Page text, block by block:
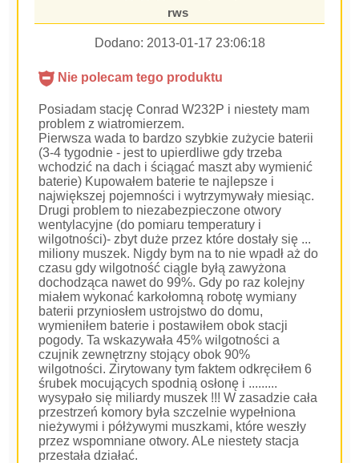
rws
Dodano: 2013-01-17 23:06:18
Nie polecam tego produktu
Posiadam stację Conrad W232P i niestety mam
problem z wiatromierzem.
Pierwsza wada to bardzo szybkie zużycie baterii
(3-4 tygodnie - jest to upierdliwe gdy trzeba
wchodzić na dach i ściągać maszt aby wymienić
baterie) Kupowałem baterie te najlepsze i
największej pojemności i wytrzymywały miesiąc.
Drugi problem to niezabezpieczone otwory
wentylacyjne (do pomiaru temperatury i
wilgotności)- zbyt duże przez które dostały się ...
miliony muszek. Nigdy bym na to nie wpadł aż do
czasu gdy wilgotność ciągle byłą zawyżona
dochodząca nawet do 99%. Gdy po raz kolejny
miałem wykonać karkołomną robotę wymiany
baterii przyniosłem ustrojstwo do domu,
wymieniłem baterie i postawiłem obok stacji
pogody. Ta wskazywała 45% wilgotności a
czujnik zewnętrzny stojący obok 90%
wilgotności. Zirytowany tym faktem odkręciłem 6
śrubek mocujących spodnią osłonę i .........
wysypało się miliardy muszek !!! W zasadzie cała
przestrzeń komory była szczelnie wypełniona
nieżywymi i półżywymi muszkami, które weszły
przez wspomniane otwory. ALe niestety stacja
przestała działać.